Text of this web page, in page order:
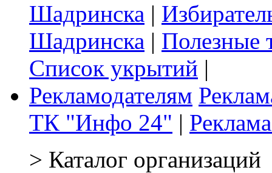
Шадринска |
Шадринска | Полезные
Список укрытий |
Рекламодателям
ТК "Инфо 24" |
> Каталог организаций